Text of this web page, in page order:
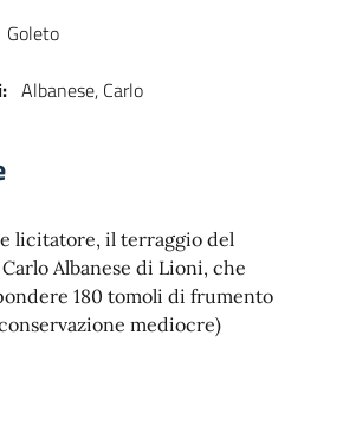
Goleto
Albanese, Carlo
licitatore, il terraggio del
Albanese di Lioni, che
180 tomoli di frumento
mediocre)